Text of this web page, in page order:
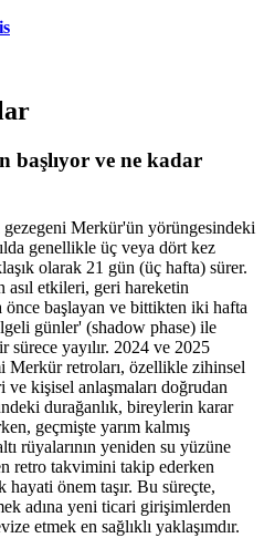
başlıyor ve ne kadar
Merkür'ün yörüngesindeki
genellikle üç veya dört kez
olarak 21 gün (üç hafta) sürer.
asıl etkileri, geri hareketin
önce başlayan ve bittikten iki hafta
günler' (shadow phase) ile
yayılır. 2024 ve 2025
Merkür retroları, özellikle zihinsel
kişisel anlaşmaları doğrudan
durağanlık, bireylerin karar
geçmişte yarım kalmış
rüyalarının yeniden su yüzüne
retro takvimini takip ederken
önem taşır. Bu süreçte,
adına yeni ticari girişimlerden
etmek en sağlıklı yaklaşımdır.